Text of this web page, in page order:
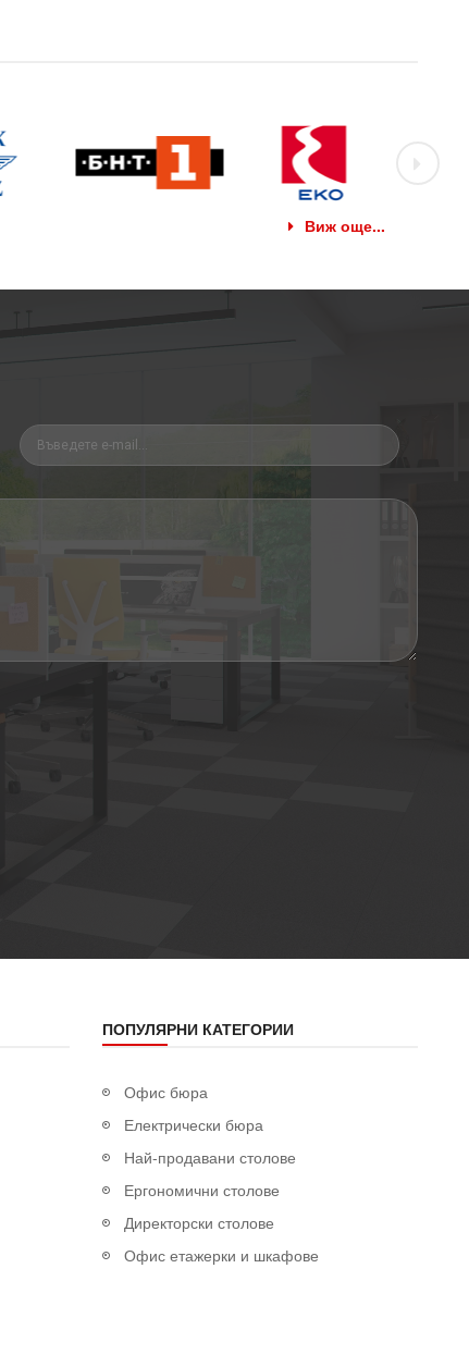
Виж още...
ПОПУЛЯРНИ КАТЕГОРИИ
Офис бюра
Електрически бюра
Най-продавани столове
Ергономични столове
Директорски столове
Офис етажерки и шкафове